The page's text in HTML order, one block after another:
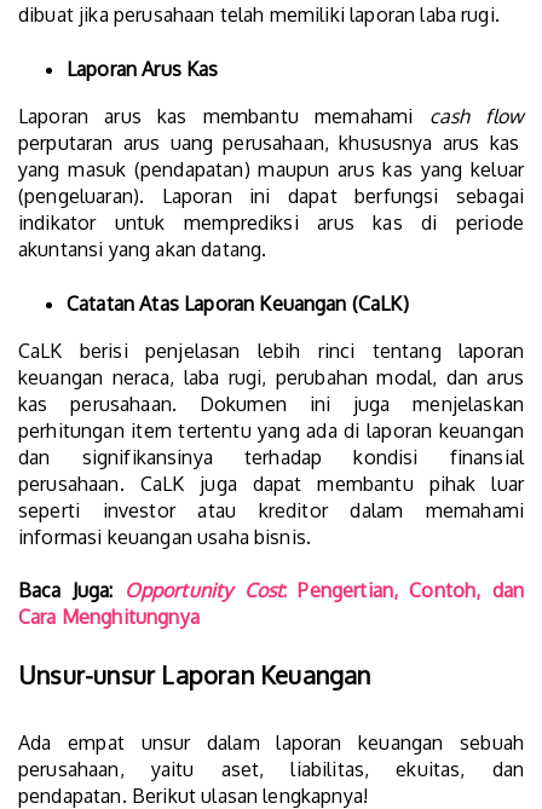
dibuat jika perusahaan telah memiliki laporan laba rugi.
Laporan Arus Kas
Laporan arus kas membantu memahami cash flow
perputaran arus uang perusahaan, khususnya arus kas
yang masuk (pendapatan) maupun arus kas yang keluar
(pengeluaran). Laporan ini dapat berfungsi sebagai
indikator untuk memprediksi arus kas di periode
akuntansi yang akan datang.
Catatan Atas Laporan Keuangan (CaLK)
CaLK berisi penjelasan lebih rinci tentang laporan
keuangan neraca, laba rugi, perubahan modal, dan arus
kas perusahaan. Dokumen ini juga menjelaskan
perhitungan item tertentu yang ada di laporan keuangan
dan signifikansinya terhadap kondisi finansial
perusahaan. CaLK juga dapat membantu pihak luar
seperti investor atau kreditor dalam memahami
informasi keuangan usaha bisnis.
Baca Juga: Opportunity Cost: Pengertian, Contoh, dan
Cara Menghitungnya
Unsur-unsur Laporan Keuangan
Ada empat unsur dalam laporan keuangan sebuah
perusahaan, yaitu aset, liabilitas, ekuitas, dan
pendapatan. Berikut ulasan lengkapnya!